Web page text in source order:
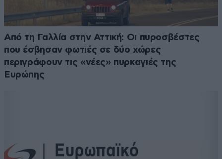
Από τη Γαλλία στην Αττική: Οι πυροσβέστες
που έσβησαν φωτιές σε δύο χώρες
περιγράφουν τις «νέες» πυρκαγιές της
Ευρώπης